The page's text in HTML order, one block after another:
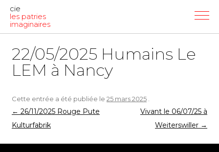
cie
les patries
imaginaires
22/05/2025 Humains Le
LEM à Nancy
Cette entrée a été publiée le 25 mars 2025
Navigation
des
articles
← 26/11/2025 Rouge Pute
Kulturfabrik
Vivant le 06/07/25 à
Weiterswiller →